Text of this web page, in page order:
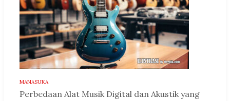
MANASUKA
Perbedaan Alat Musik Digital dan Akustik yang